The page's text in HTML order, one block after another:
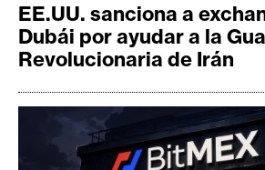
EE.UU. sanciona a
Dubái por ayudar a la
Revolucionaria de Irán